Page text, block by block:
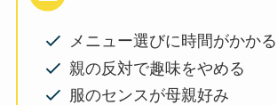
メニュー選びに時間がかかる
親の反対で趣味をやめる
服のセンスが母親好み